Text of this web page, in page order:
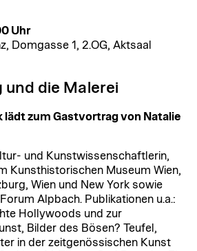
Uhr
Domgasse 1, 2.OG, Aktsaal
und die Malerei
lädt zum Gastvortrag von Natalie
und Kunstwissenschaftlerin,
Kunsthistorischen Museum Wien,
Wien und New York sowie
Alpbach. Publikationen u.a.:
Hollywoods und zur
Bilder des Bösen? Teufel,
in der zeitgenössischen Kunst